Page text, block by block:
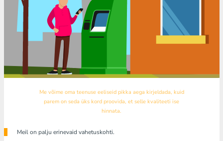
Me võime oma teenuse eeliseid pikka aega kirjeldada, kuid
parem on seda üks kord proovida, et selle kvaliteeti ise
hinnata.
Meil ​​on palju erinevaid vahetuskohti.